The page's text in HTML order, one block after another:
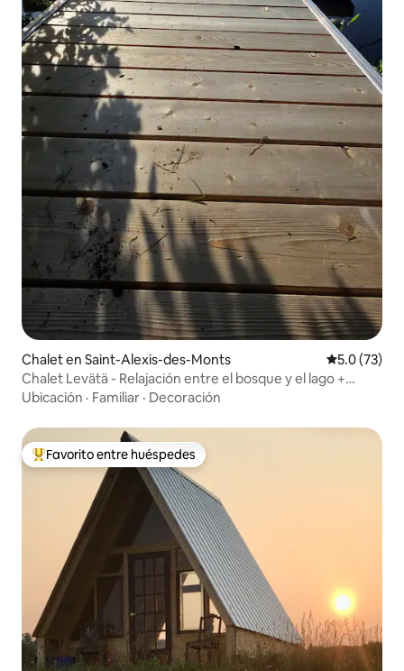
Chalet en Saint-Alexis-des-Monts Calificación
5.0 (73)
Chalet Levätä - Relajación entre el bosque y el lago +
sauna
Ubicación · Familiar · Decoración
De los mejores en Favorito entre huéspedes
Favorito entre huéspedes